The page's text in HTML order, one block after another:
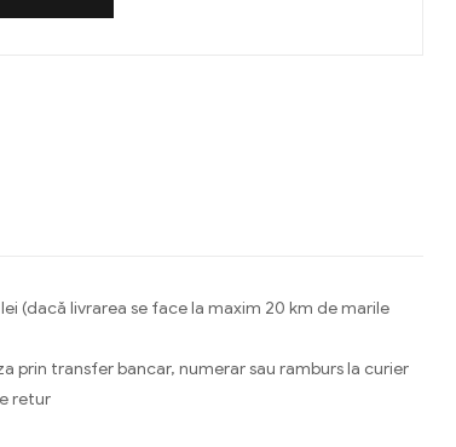
(dacă livrarea se face la maxim 20 km de marile
prin transfer bancar, numerar sau ramburs la curier
retur